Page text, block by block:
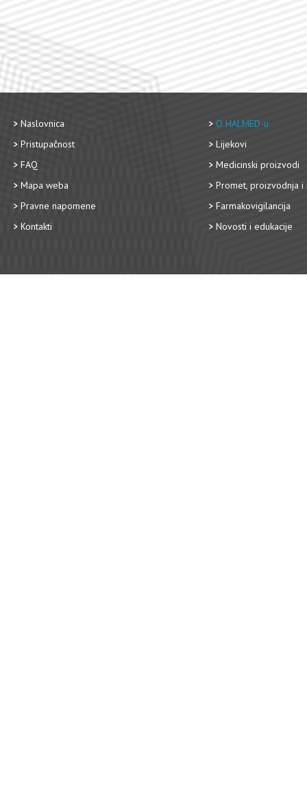
Naslovnica
Pristupačnost
FAQ
Mapa weba
Pravne napomene
Kontakti
O HALMED-u
Lijekovi
Medicinski proizvodi
Promet, proizvodnja i
Farmakovigilancija
Novosti i edukacije